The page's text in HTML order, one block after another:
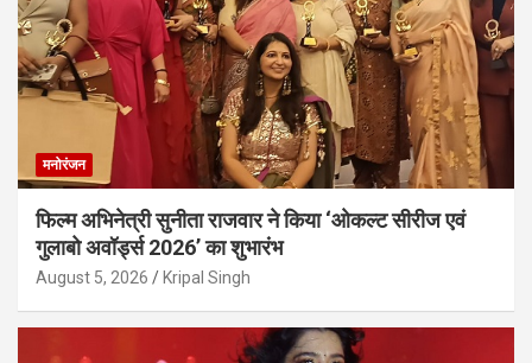
मनोरंजन
फिल्म अभिनेत्री सुनीता राजवार ने किया ‘ओकल्ट सीरीज एवं
गुलाबो अवॉर्ड्स 2026’ का शुभारंभ
August 5, 2026 Kripal Singh